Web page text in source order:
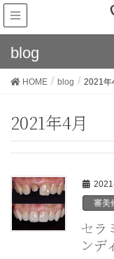
blog
HOME blog 2021年
2021年4月
審美
セラミッククラウンとダイレクトボ
ンデ